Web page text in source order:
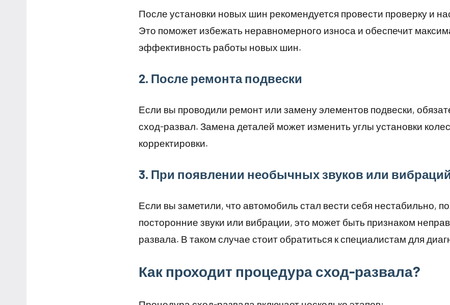
После установки новых шин рекомендуется провести проверку и
Это поможет избежать неравномерного износа и обеспечит
эффективность работы новых шин.
2. После ремонта подвески
Если вы проводили ремонт или замену элементов подвески,
сход-развал. Замена деталей может изменить углы установки
корректировки.
3. При появлении необычных звуков или вибраций
Если вы заметили, что автомобиль стал вести себя нестабильно,
посторонние звуки или вибрации, это может быть признаком
развала. В таком случае стоит обратиться к специалистам для
Как проходит процедура сход-развала?